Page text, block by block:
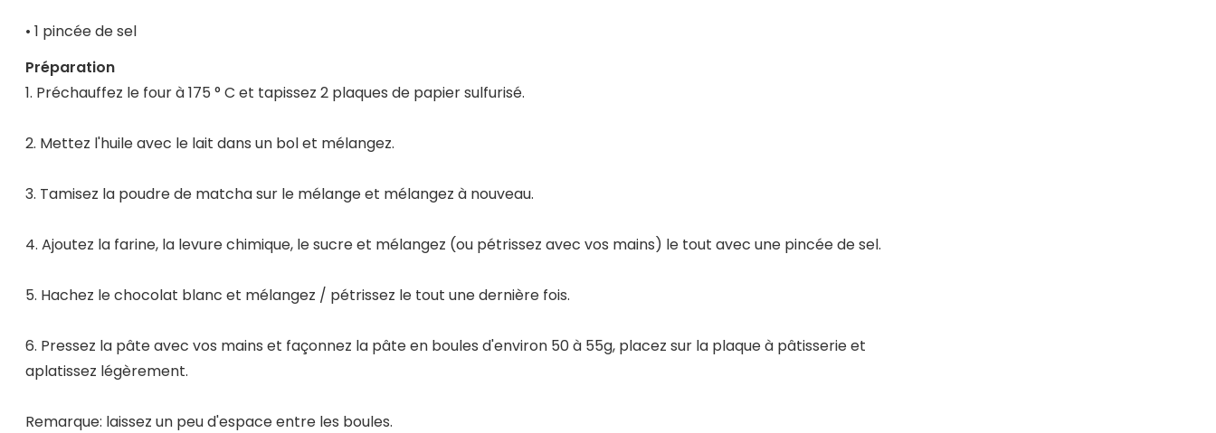
• 1 pincée de sel
Préparation
1. Préchauffez le four à 175 ° C et tapissez 2 plaques de papier sulfurisé.
2. Mettez l'huile avec le lait dans un bol et mélangez.
3. Tamisez la poudre de matcha sur le mélange et mélangez à nouveau.
4. Ajoutez la farine, la levure chimique, le sucre et mélangez (ou pétrissez avec vos mains) le tout avec une pincée de sel.
5. Hachez le chocolat blanc et mélangez / pétrissez le tout une dernière fois.
6. Pressez la pâte avec vos mains et façonnez la pâte en boules d'environ 50 à 55g, placez sur la plaque à pâtisserie et
aplatissez légèrement.
Remarque: laissez un peu d'espace entre les boules.